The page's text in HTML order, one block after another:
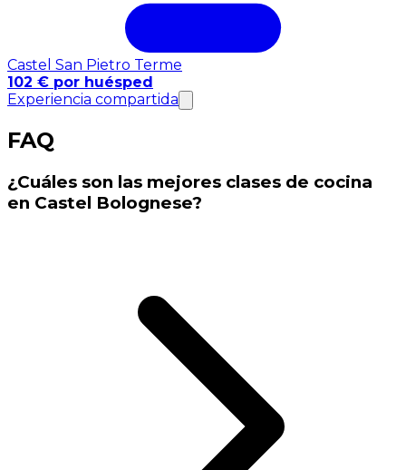
Castel San Pietro Terme
102 € por huésped
Experiencia compartida
FAQ
¿Cuáles son las mejores clases de cocina
en Castel Bolognese?